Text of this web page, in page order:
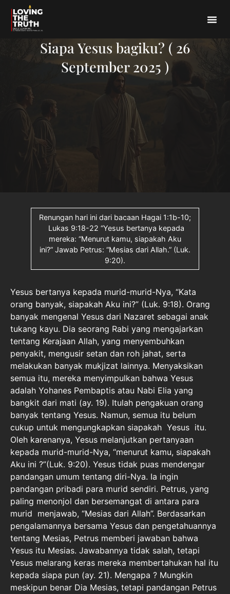
Siapa Yesus bagiku? ( 26
September 2025 )
Renungan hari ini dari bacaan Hagai 1:1b-10;
Lukas 9:18-22 “Yesus bertanya kepada
mereka: “Menurut kamu, siapakah Aku
ini?” Jawab Petrus: “Mesias dari Allah.” (Luk.
9:20).
Yesus bertanya kepada murid-murid-Nya, “Kata
orang banyak, siapakah Aku ini?” (Luk. 9:18). Orang
banyak mengenal Yesus dari Nazaret sebagai anak
tukang kayu. Dia seorang Rabi yang mengajarkan
tentang Kerajaan Allah, yang menyembuhkan
penyakit, mengusir setan dan roh jahat, serta
melakukan banyak mukjizat lainnya. Menyaksikan
semua itu, mereka menyimpulkan bahwa Yesus
adalah Yohanes Pembaptis atau Nabi Elia yang
bangkit dari mati (ay. 19). Itulah pengakuan orang
banyak tentang Yesus. Namun, semua itu belum
cukup untuk mengungkapkan siapakah Yesus itu.
Oleh karenanya, Yesus melanjutkan pertanyaan
kepada murid-murid-Nya, “menurut kamu, siapakah
Aku ini ?”(Luk. 9:20). Yesus tidak puas mendengar
pandangan umum tentang diri-Nya. Ia ingin
pandangan pribadi para murid sendiri. Petrus, yang
paling menonjol dan bersemangat di antara para
murid menjawab, “Mesias dari Allah”. Berdasarkan
pengalamannya bersama Yesus dan pengetahuannya
tentang Mesias, Petrus memberi jawaban bahwa
Yesus itu Mesias. Jawabannya tidak salah, tetapi
Yesus melarang keras mereka membertahukan hal itu
kepada siapa pun (ay. 21). Mengapa ? Mungkin
meskipun benar Dia Mesias, tetapi pandangan Petrus